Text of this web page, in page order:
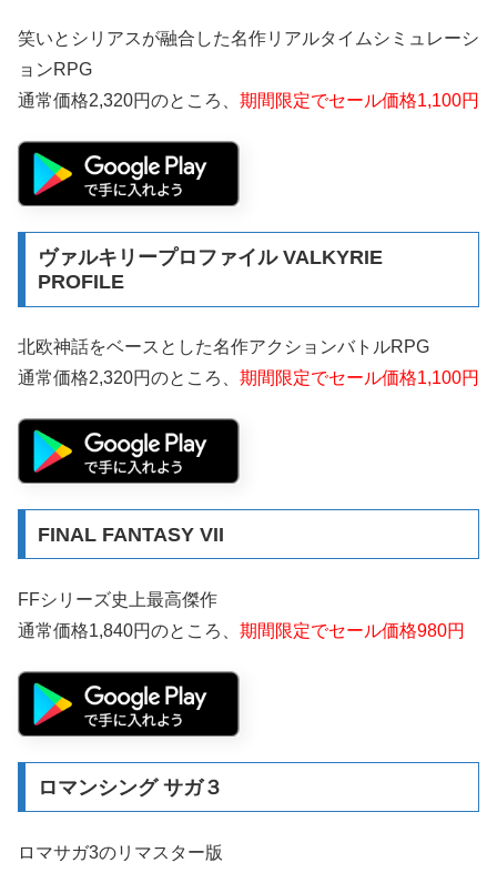
笑いとシリアスが融合した名作リアルタイムシミュレーシ
ョンRPG
通常価格2,320円のところ、 期間限定でセール価格1,100円
ヴァルキリープロファイル VALKYRIE
PROFILE
北欧神話をベースとした名作アクションバトルRPG
通常価格2,320円のところ、 期間限定でセール価格1,100円
FINAL FANTASY VII
FFシリーズ史上最高傑作
通常価格1,840円のところ、 期間限定でセール価格980円
ロマンシング サガ３
ロマサガ3のリマスター版